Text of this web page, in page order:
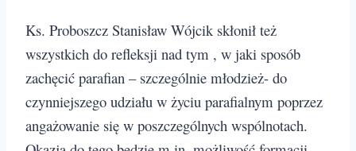
Ks. Proboszcz Stanisław Wójcik skłonił też
wszystkich do refleksji nad tym , w jaki sposób
zachęcić parafian – szczególnie młodzież- do
czynniejszego udziału w życiu parafialnym poprzez
angażowanie się w poszczególnych wspólnotach.